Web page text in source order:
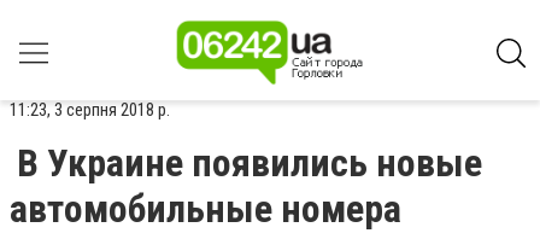
11:23, 3 серпня 2018 р.
В Украине появились новые
автомобильные номера